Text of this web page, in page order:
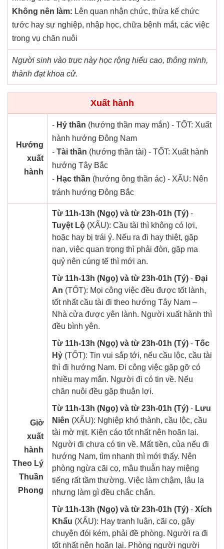
Không nên làm: Lên quan nhận chức, thừa kế chức
tước hay sự nghiệp, nhập học, chữa bệnh mắt, các việc
trong vụ chăn nuôi
Người sinh vào trực này học rộng hiểu cao, thông minh,
thành đạt khoa cử.
Xuất hành
Hướng
xuất
hành
- Hỷ thần (hướng thần may mắn) - TỐT: Xuất
hành hướng Đông Nam
- Tài thần (hướng thần tài) - TỐT: Xuất hành
hướng Tây Bắc
- Hạc thần (hướng ông thần ác) - XẤU: Nên
tránh hướng Đông Bắc
Giờ
xuất
hành
Theo Lý
Thuần
Phong
Từ 11h-13h (Ngọ) và từ 23h-01h (Tý) -
Tuyệt Lộ (XẤU): Cầu tài thì không có lợi,
hoặc hay bị trái ý. Nếu ra đi hay thiệt, gặp
nạn, việc quan trọng thì phải đòn, gặp ma
quỷ nên cúng tế thì mới an.
Từ 11h-13h (Ngọ) và từ 23h-01h (Tý) - Đại
An (TỐT): Mọi công việc đều được tốt lành,
tốt nhất cầu tài đi theo hướng Tây Nam –
Nhà cửa được yên lành. Người xuất hành thì
đều bình yên.
Từ 11h-13h (Ngọ) và từ 23h-01h (Tý) - Tốc
Hỷ (TỐT): Tin vui sắp tới, nếu cầu lộc, cầu tài
thì đi hướng Nam. Đi công việc gặp gỡ có
nhiều may mắn. Người đi có tin về. Nếu
chăn nuôi đều gặp thuận lợi.
Từ 11h-13h (Ngọ) và từ 23h-01h (Tý) - Lưu
Niên (XẤU): Nghiệp khó thành, cầu lộc, cầu
tài mờ mịt. Kiện cáo tốt nhất nên hoãn lại.
Người đi chưa có tin về. Mất tiền, của nếu đi
hướng Nam, tìm nhanh thì mới thấy. Nên
phòng ngừa cãi cọ, mâu thuẫn hay miệng
tiếng rất tầm thường. Việc làm chậm, lâu la
nhưng làm gì đều chắc chắn.
Từ 11h-13h (Ngọ) và từ 23h-01h (Tý) - Xích
Khẩu (XẤU): Hay tranh luận, cãi cọ, gây
chuyện đói kém, phải đề phòng. Người ra đi
tốt nhất nên hoãn lại. Phòng người người